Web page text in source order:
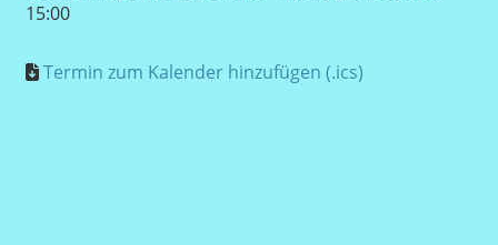
15:00
Termin zum Kalender hinzufügen (.ics)